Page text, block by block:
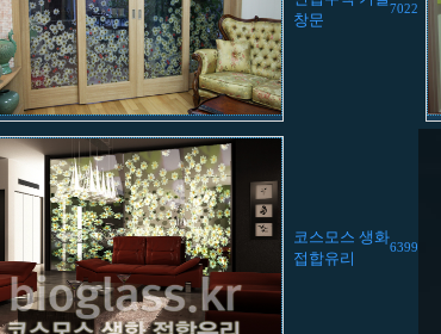
창문
7022
코스모스 생화
접합유리
6399